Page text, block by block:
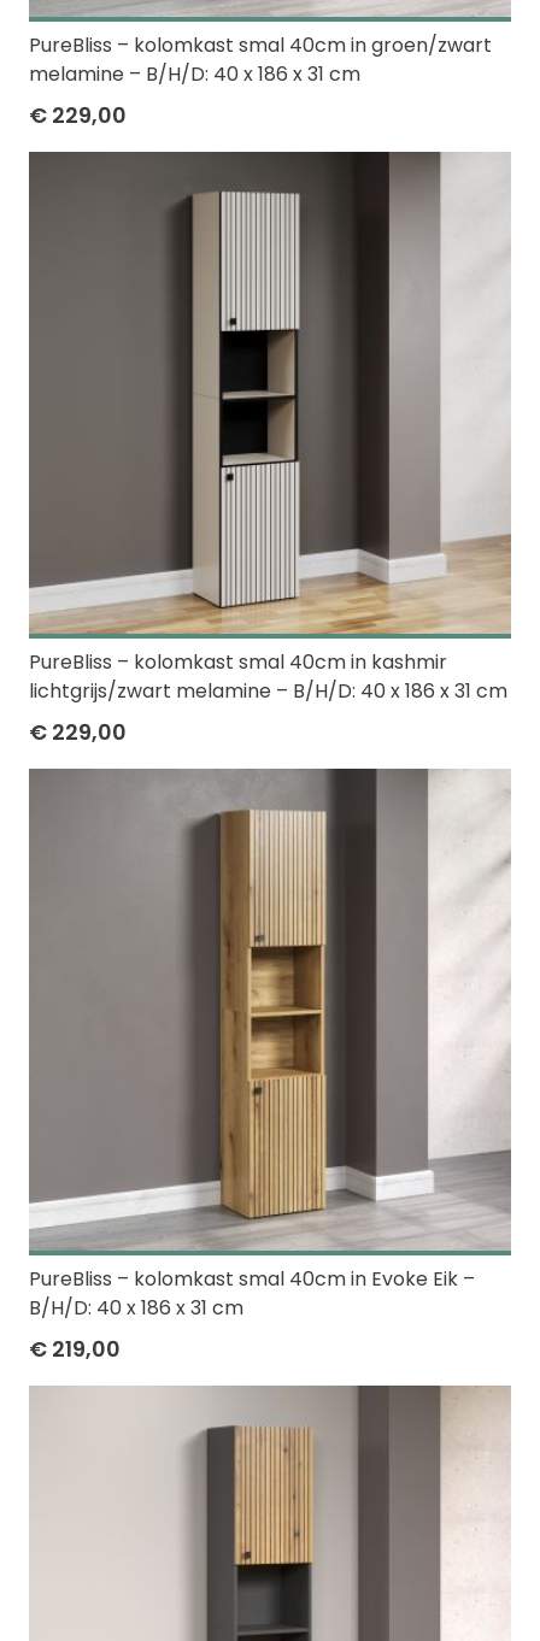
PureBliss – kolomkast smal 40cm in groen/zwart
melamine – B/H/D: 40 x 186 x 31 cm
€ 229,00
PureBliss – kolomkast smal 40cm in kashmir
lichtgrijs/zwart melamine – B/H/D: 40 x 186 x 31 cm
€ 229,00
PureBliss – kolomkast smal 40cm in Evoke Eik –
B/H/D: 40 x 186 x 31 cm
€ 219,00